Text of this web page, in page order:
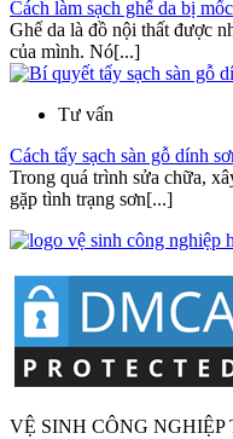
Cách làm sạch ghế da bị mốc
Ghế da là đồ nội thất được
của mình. Nó[...]
Tư vấn
Cách tẩy sạch sàn gỗ dính
Trong quá trình sửa chữa,
gặp tình trạng sơn[...]
VỆ SINH CÔNG NGHIỆP